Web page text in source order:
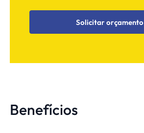
Solicitar orçamento
Benefícios